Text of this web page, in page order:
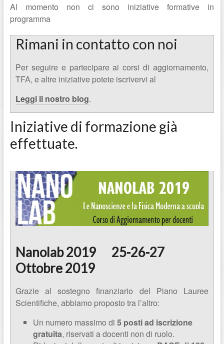
Al momento non ci sono iniziative formative in
programma
Rimani in contatto con noi
Per seguire e partecipare ai corsi di aggiornamento,
TFA, e altre iniziative potete iscrivervi al
Leggi il nostro blog.
Iniziative di formazione già
effettuate.
Nanolab 2019 25-26-27
Ottobre 2019
Grazie al sostegno finanziario del Piano Lauree
Scientifiche, abbiamo proposto tra l’altro:
Un numero massimo di 5 posti ad iscrizione
gratuita, riservati a docenti non di ruolo.